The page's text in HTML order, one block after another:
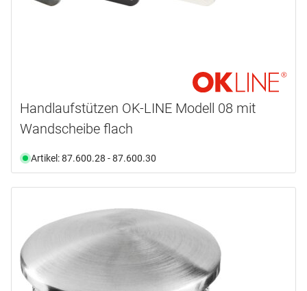
Handlaufstützen OK-LINE Modell 08 mit
Wandscheibe flach
Artikel: 87.600.28 - 87.600.30